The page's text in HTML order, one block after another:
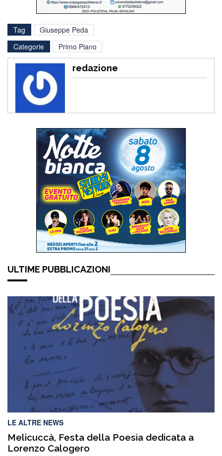
Tag
Giuseppe Peda
Categorie
Primo Piano
redazione
ULTIME PUBBLICAZIONI
LE ALTRE NEWS
Melicuccà, Festa della Poesia dedicata a
Lorenzo Calogero